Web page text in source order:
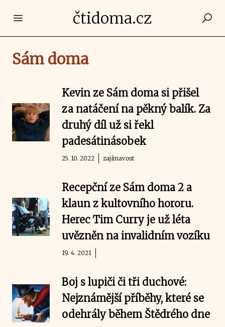
Open main menučtidoma.cz
Sám doma
Kevin ze Sám doma si přišel
za natáčení na pěkný balík. Za
druhý díl už si řekl
padesátinásobek
25. 10. 2022 zajímavost
Recepční ze Sám doma 2 a
klaun z kultovního hororu.
Herec Tim Curry je už léta
uvězněn na invalidním vozíku
19. 4. 2021
Boj s lupiči či tři duchové:
Nejznámější příběhy, které se
odehrály během Štědrého dne